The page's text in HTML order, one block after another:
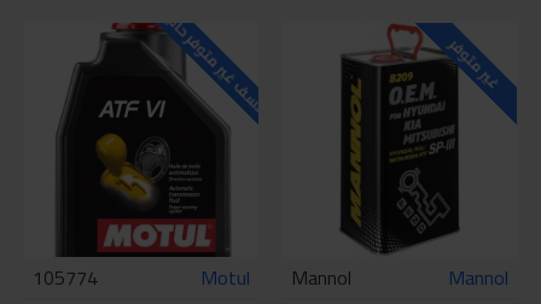
غير متوفر
Mannol
Mannol
للاسف غير متوفر حاليا
Motul
105774